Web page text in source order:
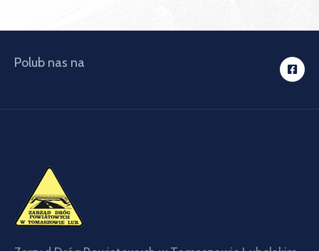
Polub nas na